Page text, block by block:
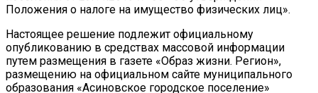
Положения о налоге на имущество физических лиц».
Настоящее решение подлежит официальному
опубликованию в средствах массовой информации
путем размещения в газете «Образ жизни. Регион»,
размещению на официальном сайте муниципального
образования «Асиновское городское поселение»